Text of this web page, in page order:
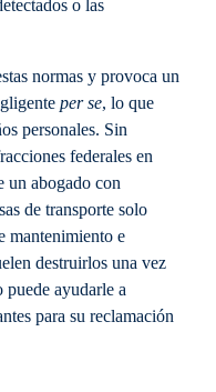
o las
normas y provoca un
per se, lo que
personales. Sin
federales en
un abogado con
de transporte solo
mantenimiento e
destruirlos una vez
ayudarle a
para su reclamación